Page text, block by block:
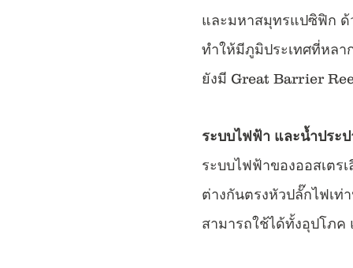
และมหาสมุทรแปซิฟิก ด้
ทำให้มีภูมิประเทศที่หลา
ยังมี Great Barrier
ระบบไฟฟ้า และน้ำประป
ระบบไฟฟ้าของออสเตร
ต่างกันตรงหัวปลั๊กไฟเท่
สามารถใช้ได้ทั้งอุปโภ